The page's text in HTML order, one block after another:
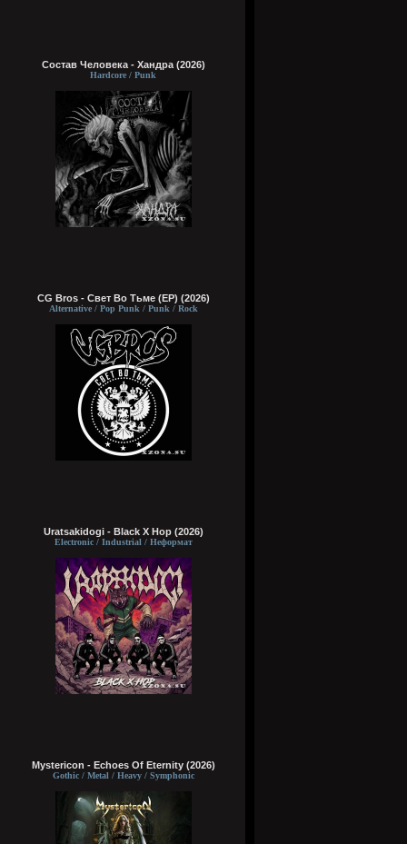
Состав Человека - Хандра (2026)
Hardcore / Punk
CG Bros - Свет Во Тьме (EP) (2026)
Alternative / Pop Punk / Punk / Rock
Uratsakidogi - Black X Hop (2026)
Electronic / Industrial / Неформат
Mystericon - Echoes Of Eternity (2026)
Gothic / Metal / Heavy / Symphonic